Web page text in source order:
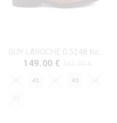
GUY LAROCHE G.5248 Κονιάκ Δέρμα
149.00 €
41 43